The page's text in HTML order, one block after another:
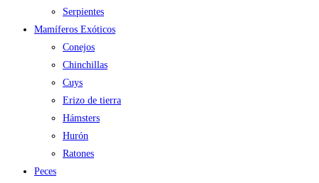
Serpientes
Mamíferos Exóticos
Conejos
Chinchillas
Cuys
Erizo de tierra
Hámsters
Hurón
Ratones
Peces